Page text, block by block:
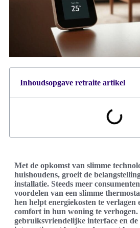
Inhoudsopgave retraite artikel
Met de opkomst van slimme
huishoudens, groeit de
installatie. Steeds meer
voordelen van een slimme
hen helpt energiekosten te
comfort in hun woning te verhogen.
gebruiksvriendelijke interface en